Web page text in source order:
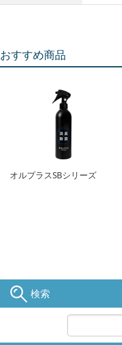
おすすめ商品
オルプラスSBシリーズ
検索